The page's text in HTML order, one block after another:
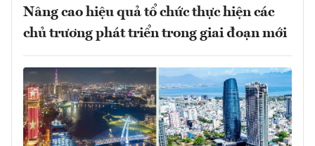
Nâng cao hiệu quả tổ chức thực hiện các
chủ trương phát triển trong giai đoạn mới